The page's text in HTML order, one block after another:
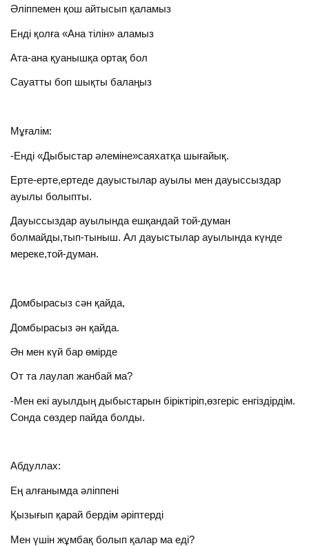
Әліппемен қош айтысып қаламыз
Енді қолға «Ана тілін» аламыз
Ата-ана қуанышқа ортақ бол
Сауатты боп шықты балаңыз
Мұғалім:
-Енді «Дыбыстар әлеміне»саяхатқа шығайық.
Ерте-ерте,ертеде дауыстылар ауылы мен дауыссыздар
ауылы болыпты.
Дауыссыздар ауылында ешқандай той-думан
болмайды,тып-тыныш. Ал дауыстылар ауылында күнде
мереке,той-думан.
Домбырасыз сән қайда,
Домбырасыз ән қайда.
Ән мен күй бар өмірде
От та лаулап жанбай ма?
-Мен екі ауылдың дыбыстарын біріктіріп,өзгеріс енгіздірдім.
Сонда сөздер пайда болды.
Абдуллах:
Ең алғанымда әліппені
Қызығып қарай бердім әріптерді
Мен үшін жұмбақ болып қалар ма еді?